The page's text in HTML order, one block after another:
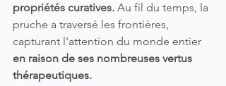
propriétés curatives. Au fil du temps, la
pruche a traversé les frontières,
capturant l'attention du monde entier
en raison de ses nombreuses vertus
thérapeutiques.